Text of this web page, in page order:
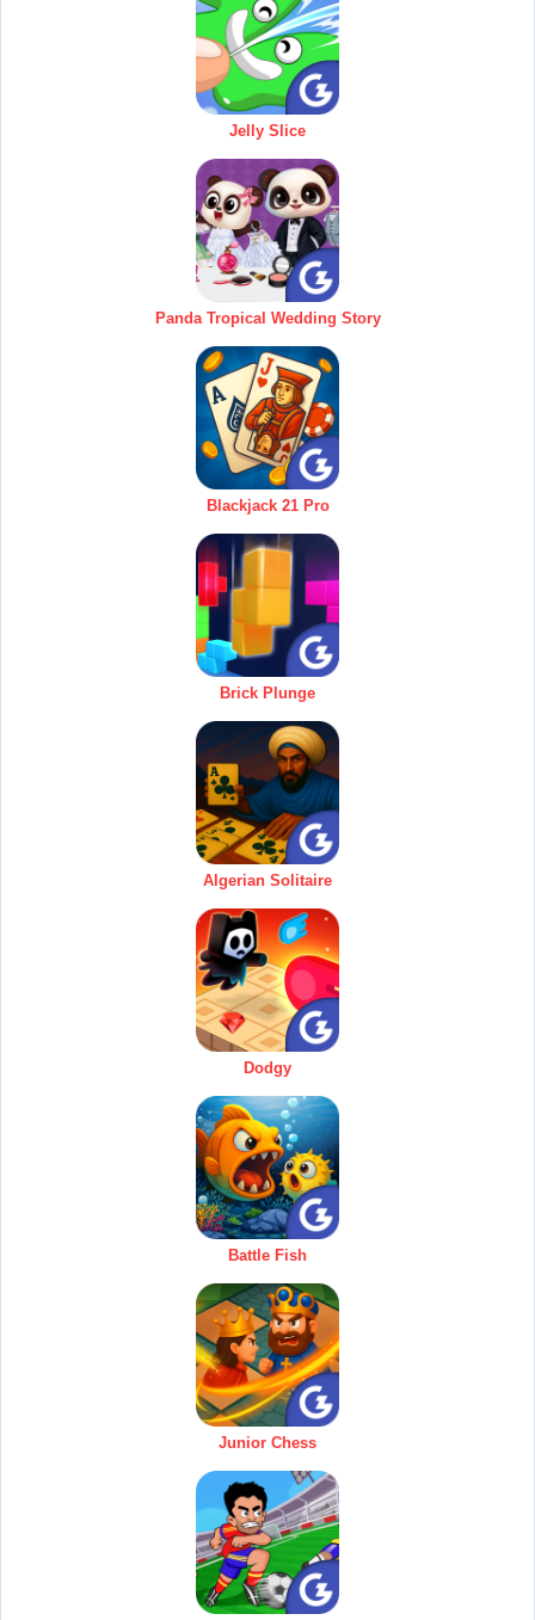
Jelly Slice
Panda Tropical Wedding Story
Blackjack 21 Pro
Brick Plunge
Algerian Solitaire
Dodgy
Battle Fish
Junior Chess